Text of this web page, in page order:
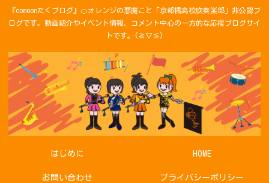
『comeonたくブログ』🍊オレンジの悪魔こと「京都橘高校吹奏楽部」非公認ブ
ログです。動画紹介やイベント情報、コメント中心の一方的な応援ブログサイ
トです。(≧▽≦)
はじめに HOME
お問い合わせ プライバシーポリシー